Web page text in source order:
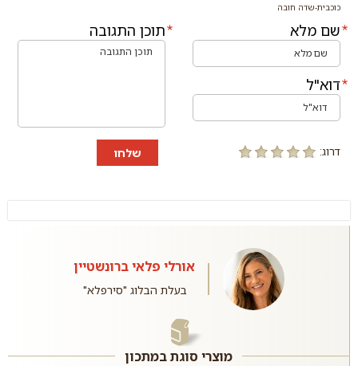
כוכבית-שדה חובה
שם מלא
דוא"ל
תוכן התגובה
דרוג: שלחו
אורלי פלאי ברונשטיין
בעלת הבלוג "סירפלא"
מוצרי סוגת במתכון